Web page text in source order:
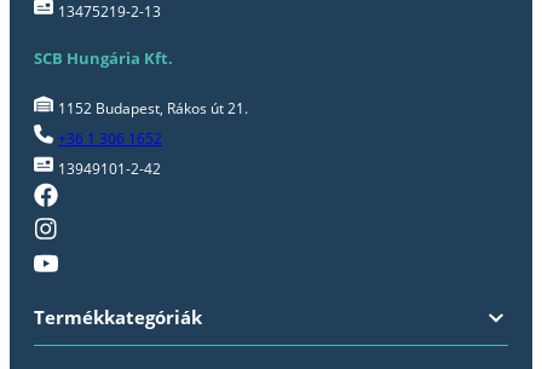
13475219-2-13
SCB Hungária Kft.
1152 Budapest, Rákos út 21.
+36 1 306 1652
13949101-2-42
Termékkategóriák